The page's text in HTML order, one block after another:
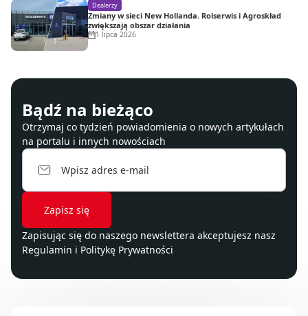
Dealerzy
Zmiany w sieci New Hollanda. Rolserwis i Agroskład
zwiększają obszar działania
1 lipca 2026
Bądź na bieżąco
Otrzymaj co tydzień powiadomienia o nowych artykułach
na portalu i innych nowościach
Zapisując się do naszego newslettera akceptujesz nasz
Regulamin i Politykę Prywatności